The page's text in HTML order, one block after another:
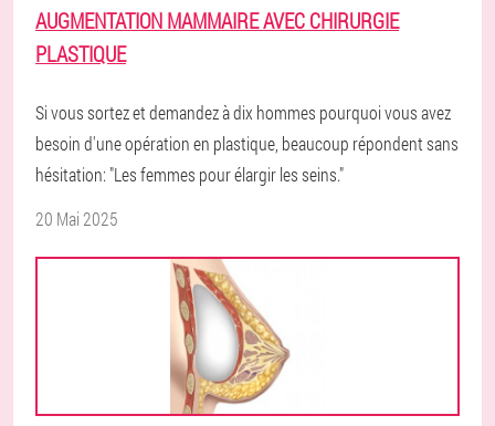
AUGMENTATION MAMMAIRE AVEC CHIRURGIE
PLASTIQUE
Si vous sortez et demandez à dix hommes pourquoi vous avez
besoin d'une opération en plastique, beaucoup répondent sans
hésitation: "Les femmes pour élargir les seins."
20 Mai 2025